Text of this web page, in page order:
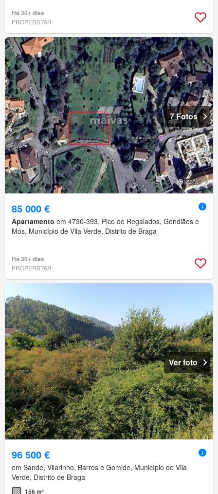
Há 30+ dias
PROPERSTAR
7 Fotos
85 000 €
Apartamento em 4730-393, Pico de Regalados, Gondiães e
Mós, Município de Vila Verde, Distrito de Braga
Há 30+ dias
PROPERSTAR
Ver foto
96 500 €
em Sande, Vilarinho, Barros e Gomide, Município de Vila
Verde, Distrito de Braga
156 m²